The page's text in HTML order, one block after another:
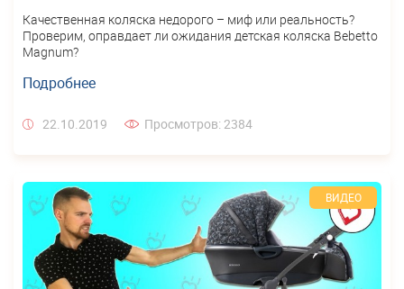
Качественная коляска недорого – миф или реальность?
Проверим, оправдает ли ожидания детская коляска Bebetto
Magnum?
Подробнее
22.10.2019 Просмотров: 2384
ВИДЕО